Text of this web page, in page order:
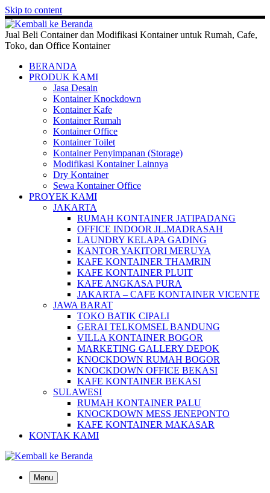
Skip to content
Jual Beli Container dan Modifikasi Kontainer untuk Rumah, Cafe,
Toko, dan Office Kontainer
BERANDA
PRODUK KAMI
Jasa Desain
Kontainer Knockdown
Kontainer Kafe
Kontainer Rumah
Kontainer Office
Kontainer Toilet
Kontainer Penyimpanan (Storage)
Modifikasi Kontainer Lainnya
Dry Kontainer
Sewa Kontainer Office
PROYEK KAMI
JAKARTA
RUMAH KONTAINER JATIPADANG
OFFICE INDOOR JL.MADRASAH
LAUNDRY KELAPA GADING
KANTOR YAKITORI MERUYA
KAFE KONTAINER THAMRIN
KAFE KONTAINER PLUIT
KAFE ANGKASA PURA
JAKARTA – CAFE KONTAINER VICENTE
JAWA BARAT
TOKO BATIK CIPALI
GERAI TELKOMSEL BANDUNG
VILLA KONTAINER BOGOR
MARKETING GALLERY DEPOK
KNOCKDOWN RUMAH BOGOR
KNOCKDOWN OFFICE BEKASI
KAFE KONTAINER BEKASI
SULAWESI
RUMAH KONTAINER PALU
KNOCKDOWN MESS JENEPONTO
KAFE KONTAINER MAKASAR
KONTAK KAMI
Menu